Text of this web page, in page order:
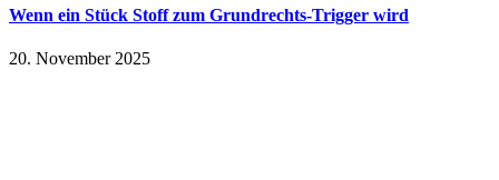
Wenn ein Stück Stoff zum Grundrechts-Trigger wird
20. November 2025